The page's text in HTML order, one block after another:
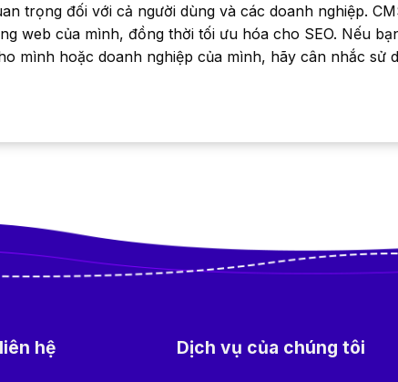
trọng đối với cả người dùng và các doanh nghiệp.
web của mình, đồng thời tối ưu hóa cho SEO. Nếu
mình hoặc doanh nghiệp của mình, hãy cân nhắc sử
hệ Dịch vụ của chúng tôi